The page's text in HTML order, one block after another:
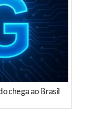
chega ao Brasil